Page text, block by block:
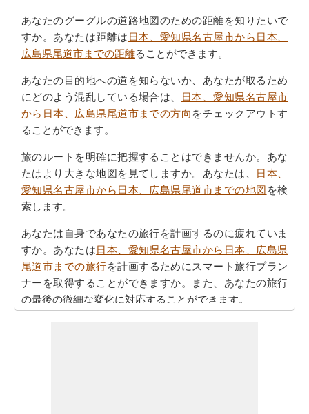
あなたのグーグルの道路地図のための距離を知りたいで
すか。あなたは距離は 日本、愛知県名古屋市から日本、
広島県尾道市までの距離ることができます。
あなたの目的地への道を知らないか、あなたが取るため
にどのよう混乱している場合は、
日本、愛知県名古屋市
から日本、広島県尾道市までの方向 をチェックアウトす
ることができます。
旅のルートを明確に把握することはできませんか。あな
たはより大きな地図を見てしますか。あなたは、
日本、
愛知県名古屋市から日本、広島県尾道市までの地図 を検
索します。
あなたは自身であなたの旅行を計画するのに疲れていま
すか。あなたは日本、愛知県名古屋市から日本、広島県
尾道市までの旅行を計画するためにスマート旅行プラン
ナーを取得することができますか。また、あなたの旅行
の最後の微細な変化に対応することができます。